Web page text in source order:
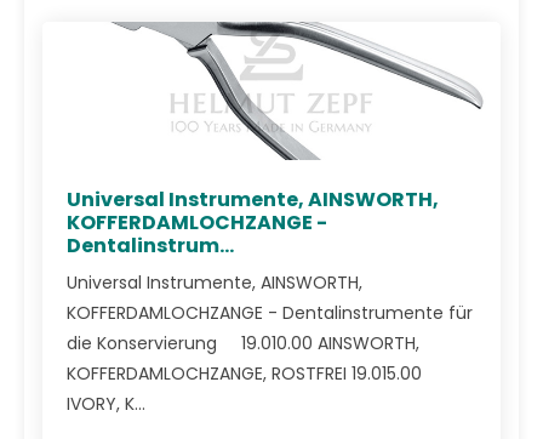
Universal Instrumente, AINSWORTH,
KOFFERDAMLOCHZANGE -
Dentalinstrum...
Universal Instrumente, AINSWORTH,
KOFFERDAMLOCHZANGE - Dentalinstrumente für
die Konservierung 19.010.00 AINSWORTH,
KOFFERDAMLOCHZANGE, ROSTFREI 19.015.00
IVORY, K...